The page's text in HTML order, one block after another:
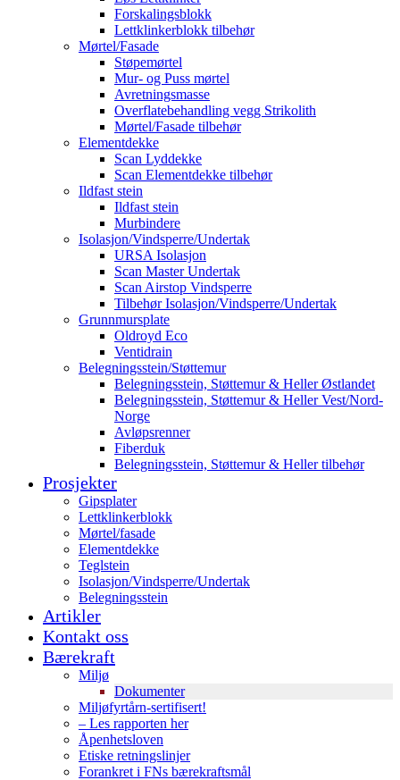
Forskalingsblokk
Lettklinkerblokk tilbehør
Mørtel/Fasade
Støpemørtel
Mur- og Puss mørtel
Avretningsmasse
Overflatebehandling vegg Strikolith
Mørtel/Fasade tilbehør
Elementdekke
Scan Lyddekke
Scan Elementdekke tilbehør
Ildfast stein
Ildfast stein
Murbindere
Isolasjon/Vindsperre/Undertak
URSA Isolasjon
Scan Master Undertak
Scan Airstop Vindsperre
Tilbehør Isolasjon/Vindsperre/Undertak
Grunnmursplate
Oldroyd Eco
Ventidrain
Belegningsstein/Støttemur
Belegningsstein, Støttemur & Heller Østlandet
Belegningsstein, Støttemur & Heller Vest/Nord-
Norge
Avløpsrenner
Fiberduk
Belegningsstein, Støttemur & Heller tilbehør
Prosjekter
Gipsplater
Lettklinkerblokk
Mørtel/fasade
Elementdekke
Teglstein
Isolasjon/Vindsperre/Undertak
Belegningsstein
Artikler
Kontakt oss
Bærekraft
Miljø
Dokumenter
Miljøfyrtårn-sertifisert!
– Les rapporten her
Åpenhetsloven
Etiske retningslinjer
Forankret i FNs bærekraftsmål